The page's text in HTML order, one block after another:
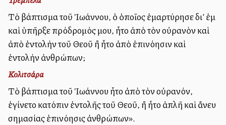
Τὸ βάπτισμα τοῦ Ἰωάννου, ὁ ὁποῖος ἐμαρτύρησε δι’ ἐμὲ
καὶ ὑπῆρξε πρόδρομός μου, ἦτο ἀπὸ τὸν οὐρανὸν καὶ
ἀπὸ ἐντολὴν τοῦ Θεοῦ ἢ ἦτο ἀπὸ ἐπινόησιν καὶ
ἐντολὴν ἀνθρώπων;
Κολιτσάρα
Τὸ βάπτισμα τοῦ Ἰωάννου ἦτο ἀπὸ τὸν οὐρανόν,
ἐγίνετο κατόπιν ἐντολῆς τοῦ Θεοῦ, ἢ ἦτο ἁπλῆ καὶ ἄνευ
σημασίας ἐπινόησις ἀνθρώπων».